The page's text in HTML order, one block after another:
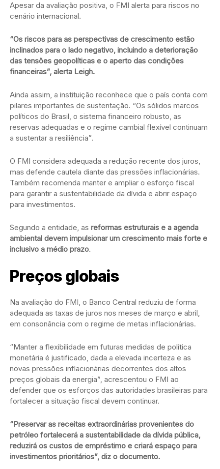
Apesar da avaliação positiva, o FMI alerta para riscos no
cenário internacional.
“Os riscos para as perspectivas de crescimento estão
inclinados para o lado negativo, incluindo a deterioração
das tensões geopolíticas e o aperto das condições
financeiras”, alerta Leigh.
Ainda assim, a instituição reconhece que o país conta com
pilares importantes de sustentação. “Os sólidos marcos
políticos do Brasil, o sistema financeiro robusto, as
reservas adequadas e o regime cambial flexível continuam
a sustentar a resiliência”.
O FMI considera adequada a redução recente dos juros,
mas defende cautela diante das pressões inflacionárias.
Também recomenda manter e ampliar o esforço fiscal
para garantir a sustentabilidade da dívida e abrir espaço
para investimentos.
Segundo a entidade, as reformas estruturais e a agenda
ambiental devem impulsionar um crescimento mais forte e
inclusivo a médio prazo.
Preços globais
Na avaliação do FMI, o Banco Central reduziu de forma
adequada as taxas de juros nos meses de março e abril,
em consonância com o regime de metas inflacionárias.
“Manter a flexibilidade em futuras medidas de política
monetária é justificado, dada a elevada incerteza e as
novas pressões inflacionárias decorrentes dos altos
preços globais da energia”, acrescentou o FMI ao
defender que os esforços das autoridades brasileiras para
fortalecer a situação fiscal devem continuar.
“Preservar as receitas extraordinárias provenientes do
petróleo fortalecerá a sustentabilidade da dívida pública,
reduzirá os custos de empréstimo e criará espaço para
investimentos prioritários”, diz o documento.